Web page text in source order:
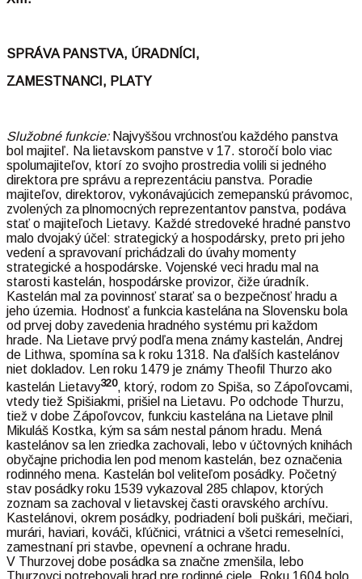
SPRÁVA PANSTVA, ÚRADNÍCI,
ZAMESTNANCI, PLATY
Služobné funkcie:Najvyššou vrchnosťou každého panstva
bol majiteľ. Na lietavskom panstve v 17. storočí bolo viac
spolumajiteľov, ktorí zo svojho prostredia volili si jedného
direktora pre správu a reprezentáciu panstva. Poradie
majiteľov, direktorov, vykonávajúcich zemepanskú právomoc,
zvolených za plnomocných reprezentantov panstva, podáva
stať o majiteľoch Lietavy. Každé stredoveké hradné panstvo
malo dvojaký účel: strategický a hospodársky, preto pri jeho
vedení a spravovaní prichádzali do úvahy momenty
strategické a hospodárske. Vojenské veci hradu mal na
starosti kastelán, hospodárske provizor, čiže úradník.
Kastelán mal za povinnosť starať sa o bezpečnosť hradu a
jeho územia. Hodnosť a funkcia kastelána na Slovensku bola
od prvej doby zavedenia hradného systému pri každom
hrade. Na Lietave prvý podľa mena známy kastelán, Andrej
de Lithwa, spomína sa k roku 1318. Na ďalších kastelánov
niet dokladov. Len roku 1479 je známy Theofil Thurzo ako
kastelán Lietavy320, ktorý, rodom zo Spiša, so Zápoľovcami,
vtedy tiež Spišiakmi, prišiel na Lietavu. Po odchode Thurzu,
tiež v dobe Zápoľovcov, funkciu kastelána na Lietave plnil
Mikuláš Kostka, kým sa sám nestal pánom hradu. Mená
kastelánov sa len zriedka zachovali, lebo v účtovných knihách
obyčajne prichodia len pod menom kastelán, bez označenia
rodinného mena. Kastelán bol veliteľom posádky. Početný
stav posádky roku 1539 vykazoval 285 chlapov, ktorých
zoznam sa zachoval v lietavskej časti oravského archívu.
Kastelánovi, okrem posádky, podriadení boli puškári, mečiari,
murári, haviari, kováči, kľúčnici, vrátnici a všetci remeselníci,
zamestnaní pri stavbe, opevnení a ochrane hradu.
V Thurzovej dobe posádka sa značne zmenšila, lebo